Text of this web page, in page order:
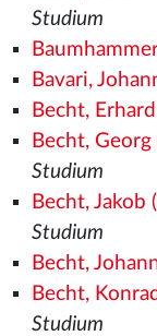
Studium
Bavari,
Becht, Erhard
Becht,
Studium
Becht, Jakob
Studium
Becht,
Becht,
Studium